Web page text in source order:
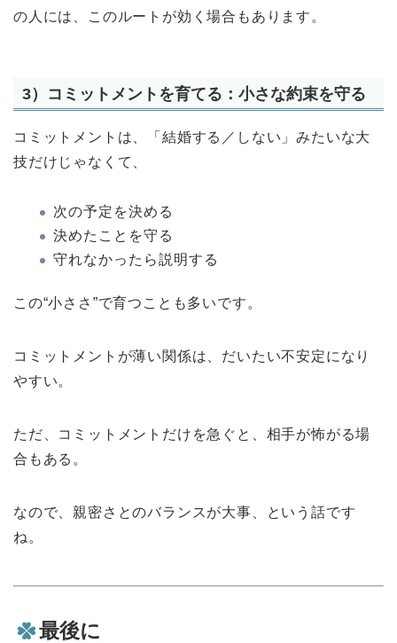
の人には、このルートが効く場合もあります。
3）コミットメントを育てる：小さな約束を守る
コミットメントは、「結婚する／しない」みたいな大
技だけじゃなくて、
次の予定を決める
決めたことを守る
守れなかったら説明する
この“小ささ”で育つことも多いです。
コミットメントが薄い関係は、だいたい不安定になり
やすい。
ただ、コミットメントだけを急ぐと、相手が怖がる場
合もある。
なので、親密さとのバランスが大事、という話です
ね。
最後に